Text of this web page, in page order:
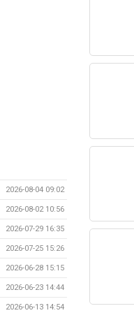
2026-08-04 09:02
2026-08-02 10:56
2026-07-29 16:35
2026-07-25 15:26
2026-06-28 15:15
2026-06-23 14:44
2026-06-13 14:54